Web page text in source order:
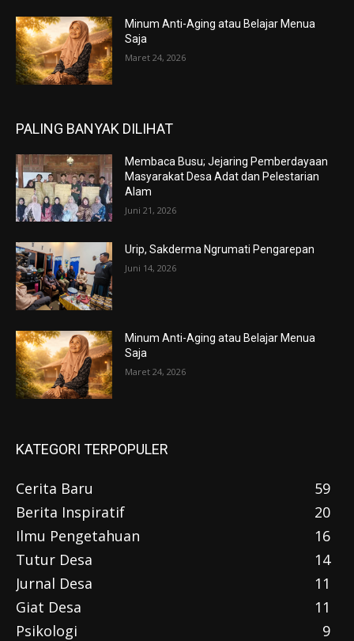
Minum Anti-Aging atau Belajar Menua
Saja
Maret 24, 2026
PALING BANYAK DILIHAT
Membaca Busu; Jejaring Pemberdayaan
Masyarakat Desa Adat dan Pelestarian
Alam
Juni 21, 2026
Urip, Sakderma Ngrumati Pengarepan
Juni 14, 2026
Minum Anti-Aging atau Belajar Menua
Saja
Maret 24, 2026
KATEGORI TERPOPULER
Cerita Baru
59
Berita Inspiratif
20
Ilmu Pengetahuan
16
Tutur Desa
14
Jurnal Desa
11
Giat Desa
11
Psikologi
9